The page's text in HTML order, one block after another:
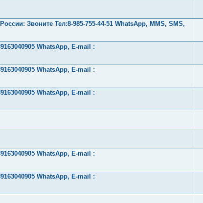
Звоните Тел:‪8-985-755-44-51 WhatsApp, MMS, SMS,
WhatsApp, E-mail :
WhatsApp, E-mail :
WhatsApp, E-mail :
WhatsApp, E-mail :
WhatsApp, E-mail :